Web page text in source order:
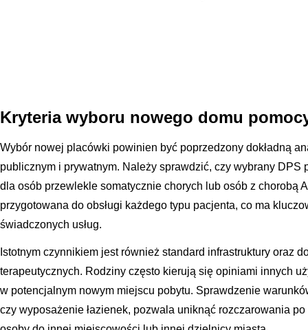
Kryteria wyboru nowego domu
Wybór nowej placówki powinien być poprzedzony dokładną
publicznym i prywatnym. Należy sprawdzić, czy wybrany DPS
dla osób przewlekle somatycznie chorych lub osób z chorobą
przygotowana do obsługi każdego typu pacjenta, co ma
świadczonych usług.
Istotnym czynnikiem jest również standard infrastruktury oraz
terapeutycznych. Rodziny często kierują się opiniami innych
w potencjalnym nowym miejscu pobytu. Sprawdzenie
czy wyposażenie łazienek, pozwala uniknąć rozczarowania